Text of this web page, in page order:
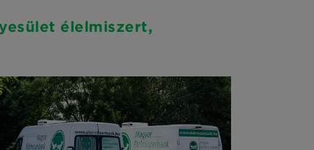
élelmiszert,